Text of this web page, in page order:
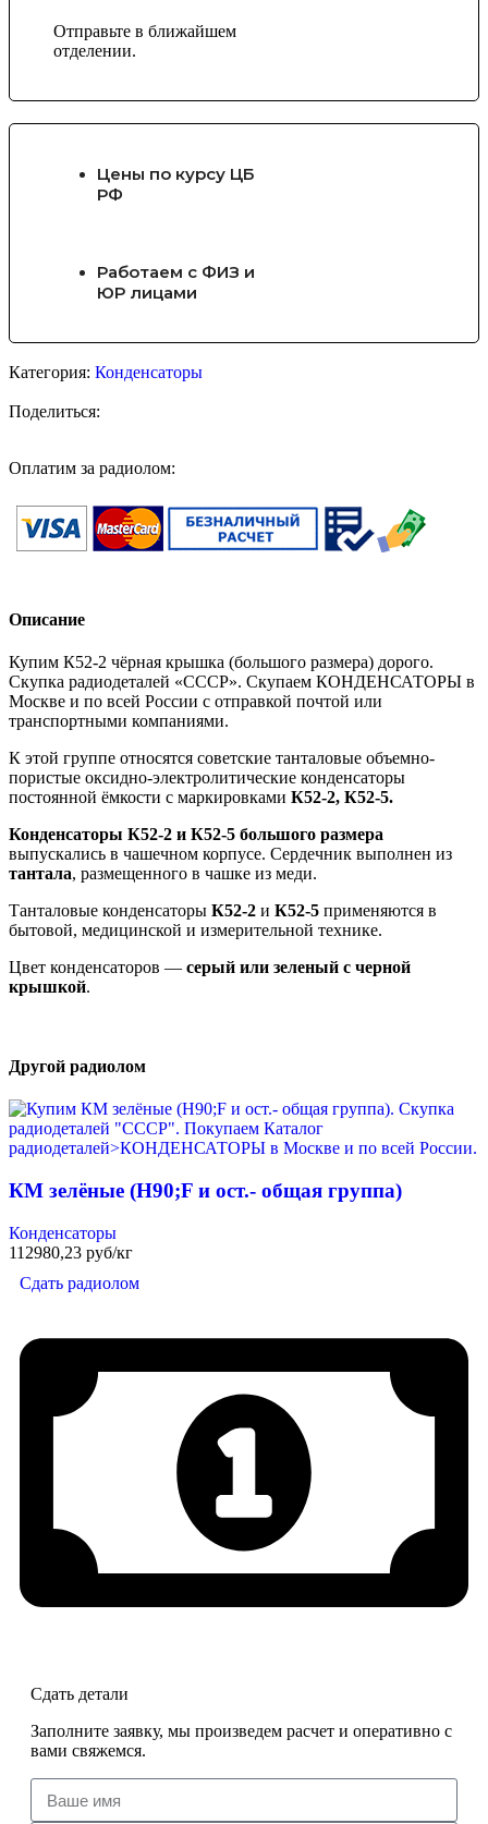
Отправьте в ближайшем
отделении.
Цены по курсу ЦБ
РФ
Работаем с ФИЗ и
ЮР лицами
Категория: Конденсаторы
Поделиться:
Оплатим за радиолом:
Описание
Купим К52-2 чёрная крышка (большого размера) дорого.
Скупка радиодеталей «СССР». Скупаем КОНДЕНСАТОРЫ в
Москве и по всей России с отправкой почтой или
транспортными компаниями.
К этой группе относятся советские танталовые объемно-
пористые оксидно-электролитические конденсаторы
постоянной ёмкости с маркировками К52-2, К52-5.
Конденсаторы К52-2 и К52-5 большого размера
выпускались в чашечном корпусе. Сердечник выполнен из
тантала, размещенного в чашке из меди.
Танталовые конденсаторы К52-2 и К52-5 применяются в
бытовой, медицинской и измерительной технике.
Цвет конденсаторов — серый или зеленый с черной
крышкой.
Другой радиолом
КМ зелёные (H90;F и ост.- общая группа)
Конденсаторы
112980,23 руб/кг
Сдать радиолом
Сдать детали
Заполните заявку, мы произведем расчет и оперативно с
вами свяжемся.